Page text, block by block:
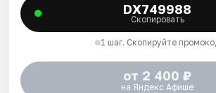
DX749988
Скопировать
1 шаг. Скопируйте
от 2 400 ₽
на Яндекс Афише